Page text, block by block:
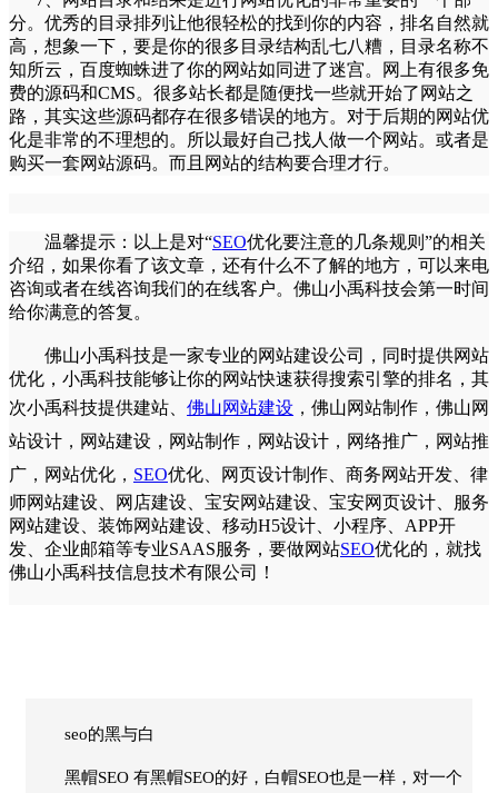
分。优秀的目录排列让他很轻松的找到你的内容，排名自然就
高，想象一下，要是你的很多目录结构乱七八糟，目录名称不
知所云，百度蜘蛛进了你的网站如同进了迷宫。网上有很多免
费的源码和CMS。很多站长都是随便找一些就开始了网站之
路，其实这些源码都存在很多错误的地方。对于后期的网站优
化是非常的不理想的。所以最好自己找人做一个网站。或者是
购买一套网站源码。而且网站的结构要合理才行。
温馨提示：以上是对“SEO优化要注意的几条规则”的相关
介绍，如果你看了该文章，还有什么不了解的地方，可以来电
咨询或者在线咨询我们的在线客户。佛山小禹科技会第一时间
给你满意的答复。
佛山小禹科技是一家专业的网站建设公司，同时提供网站
优化， 小禹科技能够让你的网站快速获得搜索引擎的排名，其
次小禹科技提供建站、 佛山网站建设 ， 佛山网站制作 ， 佛山网
站设计 ， 网站建设 ， 网站制作 ， 网站设计 ， 网络推广 ， 网站推
广 ， 网站优化 ， SEO优化 网页设计制作 商务网站开发
律
师网站建设
网店建设 宝安网站建设 宝安网页设计
服务
网站建设
装饰网站建设 移动H5设计 小程序
APP开
发
企业邮箱等专业SAAS服务，要做网站SEO优化的，就找
佛山小禹科技信息技术有限公司！
seo的黑与白
黑帽SEO 有黑帽SEO的好，白帽SEO也是一样，对一个